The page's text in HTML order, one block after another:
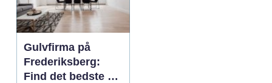
Gulvfirma på
Frederiksberg:
Find det bedste af